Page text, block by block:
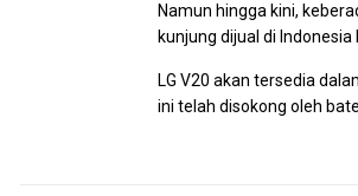
Namun hingga kini,
kunjung dijual di
LG V20 akan tersedia
ini telah disokong oleh